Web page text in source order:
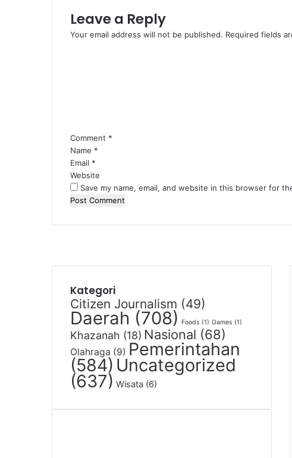
Leave a Reply
Your email address will not be published. Required fields
Comment *
Name *
Email *
Website
Save my name, email, and website in this browser for
Kategori
Citizen Journalism (49)
Daerah (708) Foods (1) Games (1)
Khazanah (18) Nasional (68)
Olahraga (9) Pemerintahan
(584) Uncategorized
(637) Wisata (6)